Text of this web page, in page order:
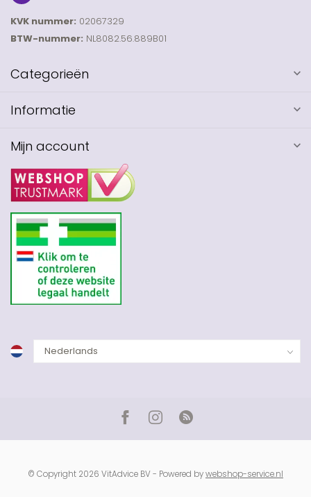
KVK nummer: 02067329
BTW-nummer: NL8082.56.889B01
Categorieën
Informatie
Mijn account
© Copyright 2026 VitAdvice BV - Powered bywebshop-service.nl